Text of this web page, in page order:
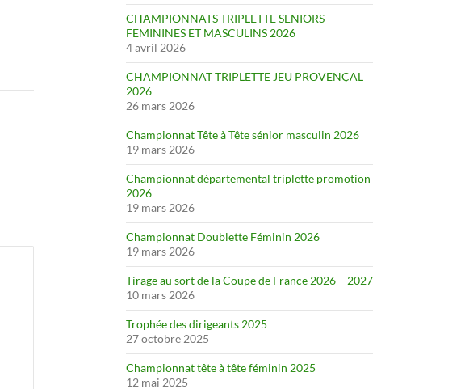
CHAMPIONNATS TRIPLETTE SENIORS
FEMININES ET MASCULINS 2026
4 avril 2026
CHAMPIONNAT TRIPLETTE JEU PROVENÇAL
2026
26 mars 2026
Championnat Tête à Tête sénior masculin 2026
19 mars 2026
Championnat départemental triplette promotion
2026
19 mars 2026
Championnat Doublette Féminin 2026
19 mars 2026
Tirage au sort de la Coupe de France 2026 – 2027
10 mars 2026
Trophée des dirigeants 2025
27 octobre 2025
Championnat tête à tête féminin 2025
12 mai 2025